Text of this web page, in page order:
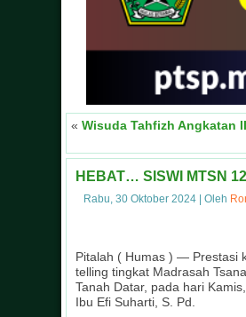
« Wisuda Tahfizh Angkatan
HEBAT… SISWI MTSN
Rabu, 30 Oktober 2024 | Oleh
Pitalah ( Humas ) — Prestasi
telling tingkat Madrasah
Tanah Datar, pada hari
Ibu Efi Suharti, S. Pd.